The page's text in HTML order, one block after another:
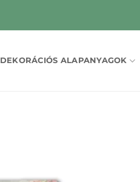
DEKORÁCIÓS ALAPANYAGOK